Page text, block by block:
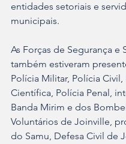
entidades setoriais e
municipais.
As Forças de Segurança e
também estiveram
Polícia Militar, Polícia Civil,
Científica, Polícia Penal,
Banda Mirim e dos
Voluntários de Joinville,
do Samu, Defesa Civil de